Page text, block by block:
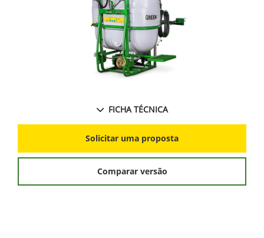
FICHA TÉCNICA
Solicitar uma proposta
Comparar versão